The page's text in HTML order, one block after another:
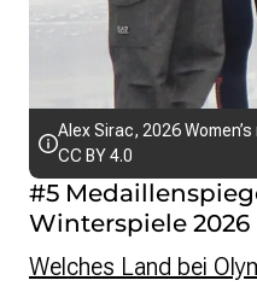
Alex Sirac, 2026
CC BY 4.0
#5
Winterspiele 2026
Welches Land bei